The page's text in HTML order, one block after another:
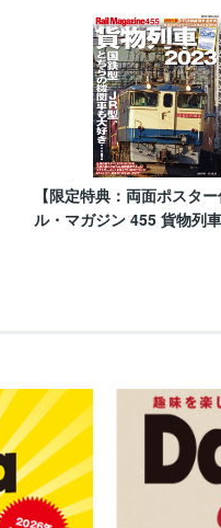
【限定特典：両面ポスタ
ル・マガジン 455 貨物列